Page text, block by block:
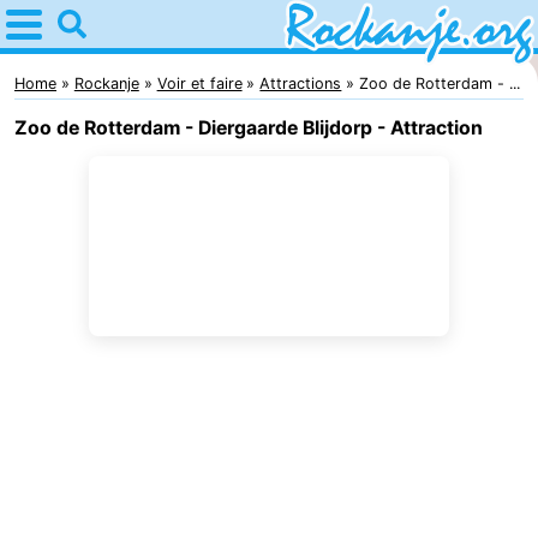
Home
Rockanje
Astuces
Home Rockanje Voir et faire Attractions Zoo de Rotterdam - ...
Zoo de Rotterdam - Diergaarde Blijdorp - Attraction